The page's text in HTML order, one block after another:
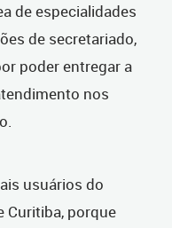
de especialidades
de secretariado,
poder entregar a
nos
usuários do
Curitiba, porque